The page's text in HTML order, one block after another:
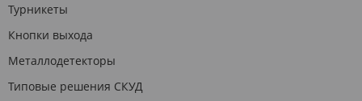
Турникеты
Кнопки выхода
Металлодетекторы
Типовые решения СКУД